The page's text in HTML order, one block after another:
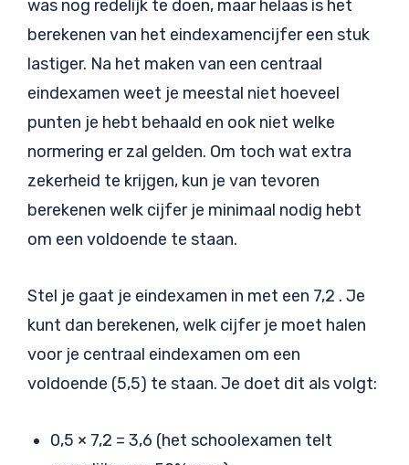
was nog redelijk te doen, maar helaas is het
berekenen van het eindexamencijfer een stuk
lastiger. Na het maken van een centraal
eindexamen weet je meestal niet hoeveel
punten je hebt behaald en ook niet welke
normering er zal gelden. Om toch wat extra
zekerheid te krijgen, kun je van tevoren
berekenen welk cijfer je minimaal nodig hebt
om een voldoende te staan.
Stel je gaat je eindexamen in met een 7,2 . Je
kunt dan berekenen, welk cijfer je moet halen
voor je centraal eindexamen om een
voldoende (5,5) te staan. Je doet dit als volgt:
0,5 × 7,2 = 3,6 (het schoolexamen telt